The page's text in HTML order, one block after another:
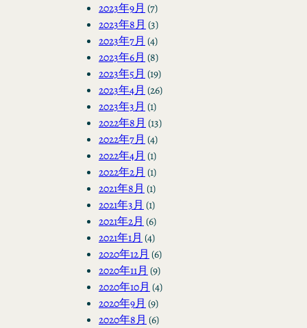
2023年9月 (7)
2023年8月 (3)
2023年7月 (4)
2023年6月 (8)
2023年5月 (19)
2023年4月 (26)
2023年3月 (1)
2022年8月 (13)
2022年7月 (4)
2022年4月 (1)
2022年2月 (1)
2021年8月 (1)
2021年3月 (1)
2021年2月 (6)
2021年1月 (4)
2020年12月 (6)
2020年11月 (9)
2020年10月 (4)
2020年9月 (9)
2020年8月 (6)